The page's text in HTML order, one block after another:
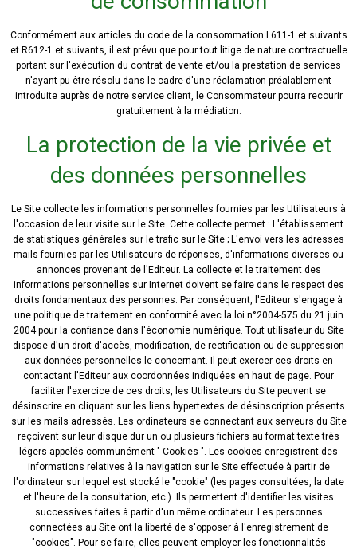
Conformément aux articles du code de la consommation L611-1 et suivants
et R612-1 et suivants, il est prévu que pour tout litige de nature contractuelle
portant sur l'exécution du contrat de vente et/ou la prestation de services
n'ayant pu être résolu dans le cadre d'une réclamation préalablement
introduite auprès de notre service client, le Consommateur pourra recourir
gratuitement à la médiation.
La protection de la vie privée et
des données personnelles
Le Site collecte les informations personnelles fournies par les Utilisateurs à
l'occasion de leur visite sur le Site. Cette collecte permet : L'établissement
de statistiques générales sur le trafic sur le Site ; L'envoi vers les adresses
mails fournies par les Utilisateurs de réponses, d'informations diverses ou
annonces provenant de l'Editeur. La collecte et le traitement des
informations personnelles sur Internet doivent se faire dans le respect des
droits fondamentaux des personnes. Par conséquent, l'Editeur s'engage à
une politique de traitement en conformité avec la loi n°2004-575 du 21 juin
2004 pour la confiance dans l'économie numérique. Tout utilisateur du Site
dispose d'un droit d'accès, modification, de rectification ou de suppression
aux données personnelles le concernant. Il peut exercer ces droits en
contactant l'Editeur aux coordonnées indiquées en haut de page. Pour
faciliter l'exercice de ces droits, les Utilisateurs du Site peuvent se
désinscrire en cliquant sur les liens hypertextes de désinscription présents
sur les mails adressés. Les ordinateurs se connectant aux serveurs du Site
reçoivent sur leur disque dur un ou plusieurs fichiers au format texte très
légers appelés communément " Cookies ". Les cookies enregistrent des
informations relatives à la navigation sur le Site effectuée à partir de
l'ordinateur sur lequel est stocké le "cookie" (les pages consultées, la date
et l'heure de la consultation, etc.). Ils permettent d'identifier les visites
successives faites à partir d'un même ordinateur. Les personnes
connectées au Site ont la liberté de s'opposer à l'enregistrement de
"cookies". Pour se faire, elles peuvent employer les fonctionnalités